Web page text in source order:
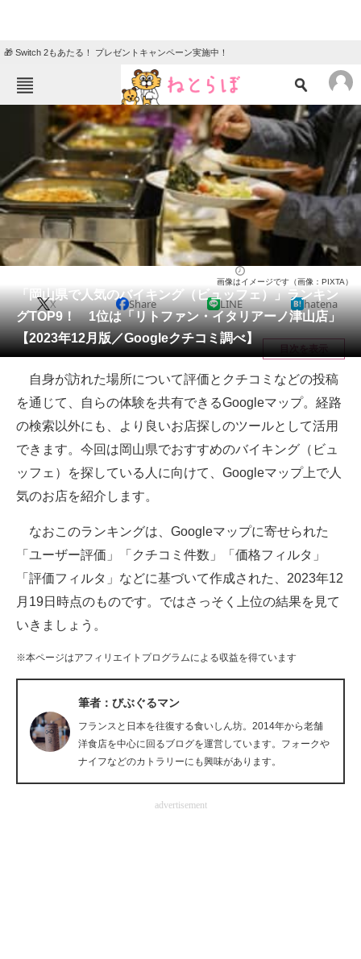
🎁 Switch 2もあたる！ プレゼントキャンペーン実施中！
ねとらぼメニュー
ニュース
エンタメ クイズ
グルメ 地域
住まい 教育・育児
動物 リサーチ
会員記事
メディア
注目記事を集めた総合ページ
ITの今と未来を見通す
スマホと通信の最新トレンド
進化するPCとデバイスの未来
好きが集まる 比べて選べる
ビジネスと働き方のヒント
企業ITのトレンドを詳説
ITエンジニア向け専門サイト
企業向けIT製品の総合サイト
製造業のIT導入・活用を支援
「岡山県で人気のバイキング（ビュッフェ）」ランキン
グTOP9！ 1位は「リトファン・イタリアーノ津山店」
【2023年12月版／Googleクチコミ調べ】
画像はイメージです（画像：PIXTA）
X Share LINE hatena
目次を表示
自身が訪れた場所について評価とクチコミなどの投稿
を通じて、自らの体験を共有できるGoogleマップ。経路
の検索以外にも、より良いお店探しのツールとして活用
できます。今回は岡山県でおすすめのバイキング（ビュ
ッフェ）を探している人に向けて、Googleマップ上で人
気のお店を紹介します。
なおこのランキングは、Googleマップに寄せられた
「ユーザー評価」「クチコミ件数」「価格フィルタ」
「評価フィルタ」などに基づいて作成された、2023年12
月19日時点のものです。ではさっそく上位の結果を見て
いきましょう。
※本ページはアフィリエイトプログラムによる収益を得ています
筆者：びぶぐるマン
フランスと日本を往復する食いしん坊。2014年から老舗
洋食店を中心に回るブログを運営しています。フォークや
ナイフなどのカトラリーにも興味があります。
advertisement